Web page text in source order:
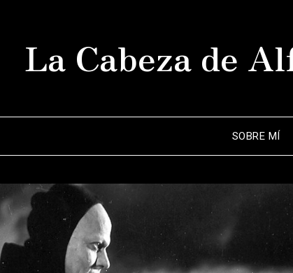
La Cabeza de
SOBRE MÍ